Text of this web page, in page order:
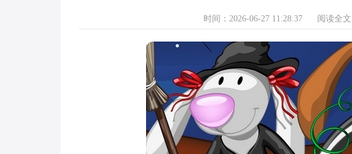
时间：2026-06-27 11:28:37 阅读全文